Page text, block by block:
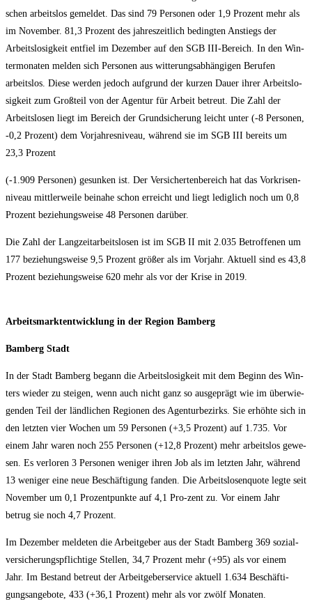
schen arbeits­los gemel­det. Das sind 79 Per­so­nen oder 1,9 Pro­zent mehr als
im Novem­ber. 81,3 Pro­zent des jah­res­zeit­lich beding­ten Anstiegs der
Arbeits­lo­sig­keit ent­fiel im Dezem­ber auf den SGB III-Bereich. In den Win­
ter­mo­na­ten mel­den sich Per­so­nen aus wit­te­rungs­ab­hän­gi­gen Beru­fen
arbeits­los. Die­se wer­den jedoch auf­grund der kur­zen Dau­er ihrer Arbeits­lo­
sig­keit zum Groß­teil von der Agen­tur für Arbeit betreut. Die Zahl der
Arbeits­lo­sen liegt im Bereich der Grund­si­che­rung leicht unter (-8 Per­so­nen,
‑0,2 Pro­zent) dem Vor­jah­res­ni­veau, wäh­rend sie im SGB III bereits um
23,3 Prozent
(-1.909 Per­so­nen) gesun­ken ist. Der Ver­si­cher­ten­be­reich hat das Vor­kri­sen­
ni­veau mitt­ler­wei­le bei­na­he schon erreicht und liegt ledig­lich noch um 0,8
Pro­zent bezie­hungs­wei­se 48 Per­so­nen darüber.
Die Zahl der Lang­zeit­ar­beits­lo­sen ist im SGB II mit 2.035 Betrof­fe­nen um
177 bezie­hungs­wei­se 9,5 Pro­zent grö­ßer als im Vor­jahr. Aktu­ell sind es 43,8
Pro­zent bezie­hungs­wei­se 620 mehr als vor der Kri­se in 2019.
Arbeits­markt­ent­wick­lung in der Regi­on Bamberg
Bam­berg Stadt
In der Stadt Bam­berg begann die Arbeits­lo­sig­keit mit dem Beginn des Win­
ters wie­der zu stei­gen, wenn auch nicht ganz so aus­ge­prägt wie im über­wie­
gen­den Teil der länd­li­chen Regio­nen des Agen­tur­be­zirks. Sie erhöh­te sich in
den letz­ten vier Wochen um 59 Per­so­nen (+3,5 Pro­zent) auf 1.735. Vor
einem Jahr waren noch 255 Per­so­nen (+12,8 Pro­zent) mehr arbeits­los gewe­
sen. Es ver­lo­ren 3 Per­so­nen weni­ger ihren Job als im letz­ten Jahr, wäh­rend
13 weni­ger eine neue Beschäf­ti­gung fan­den. Die Arbeits­lo­sen­quo­te leg­te seit
Novem­ber um 0,1 Pro­zent­punk­te auf 4,1 Pro-zent zu. Vor einem Jahr
betrug sie noch 4,7 Prozent.
Im Dezem­ber mel­de­ten die Arbeit­ge­ber aus der Stadt Bam­berg 369 sozi­al­
ver­si­che­rungs­pflich­ti­ge Stel­len, 34,7 Pro­zent mehr (+95) als vor einem
Jahr. Im Bestand betreut der Arbeit­ge­ber­ser­vice aktu­ell 1.634 Beschäf­ti­
gungs­an­ge­bo­te, 433 (+36,1 Pro­zent) mehr als vor zwölf Monaten.